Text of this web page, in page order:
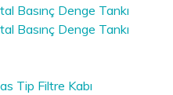
Basınç Denge Tankı
Basınç Denge Tankı
Tip Filtre Kabı